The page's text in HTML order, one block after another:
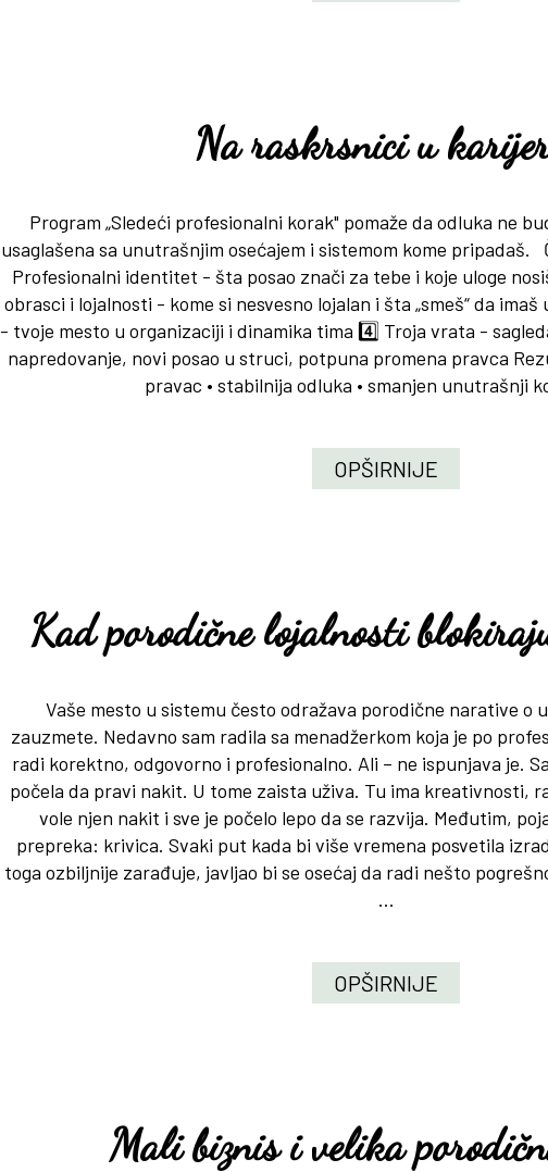
Na raskrsnici u
Program „Sledeći profesionalni korak" pomaže da odluka ne
usaglašena sa unutrašnjim osećajem i sistemom kome
Profesionalni identitet - šta posao znači za tebe i koje uloge
obrasci i lojalnosti - kome si nesvesno lojalan i šta „smeš“ da
- tvoje mesto u organizaciji i dinamika tima 4️⃣ Troja vrata -
napredovanje, novi posao u struci, potpuna promena pravca
pravac • stabilnija odluka • smanjen unutrašnji
OPŠIRNIJE
Kad porodične lojalnosti
Vaše mesto u sistemu često odražava porodične narative o
zauzmete. Nedavno sam radila sa menadžerkom koja je po
radi korektno, odgovorno i profesionalno. Ali – ne ispunjava je.
počela da pravi nakit. U tome zaista uživa. Tu ima kreativnosti,
vole njen nakit i sve je počelo lepo da se razvija. Međutim,
prepreka: krivica. Svaki put kada bi više vremena posvetila
toga ozbiljnije zarađuje, javljao bi se osećaj da radi nešto
...
OPŠIRNIJE
Mali biznis i velika